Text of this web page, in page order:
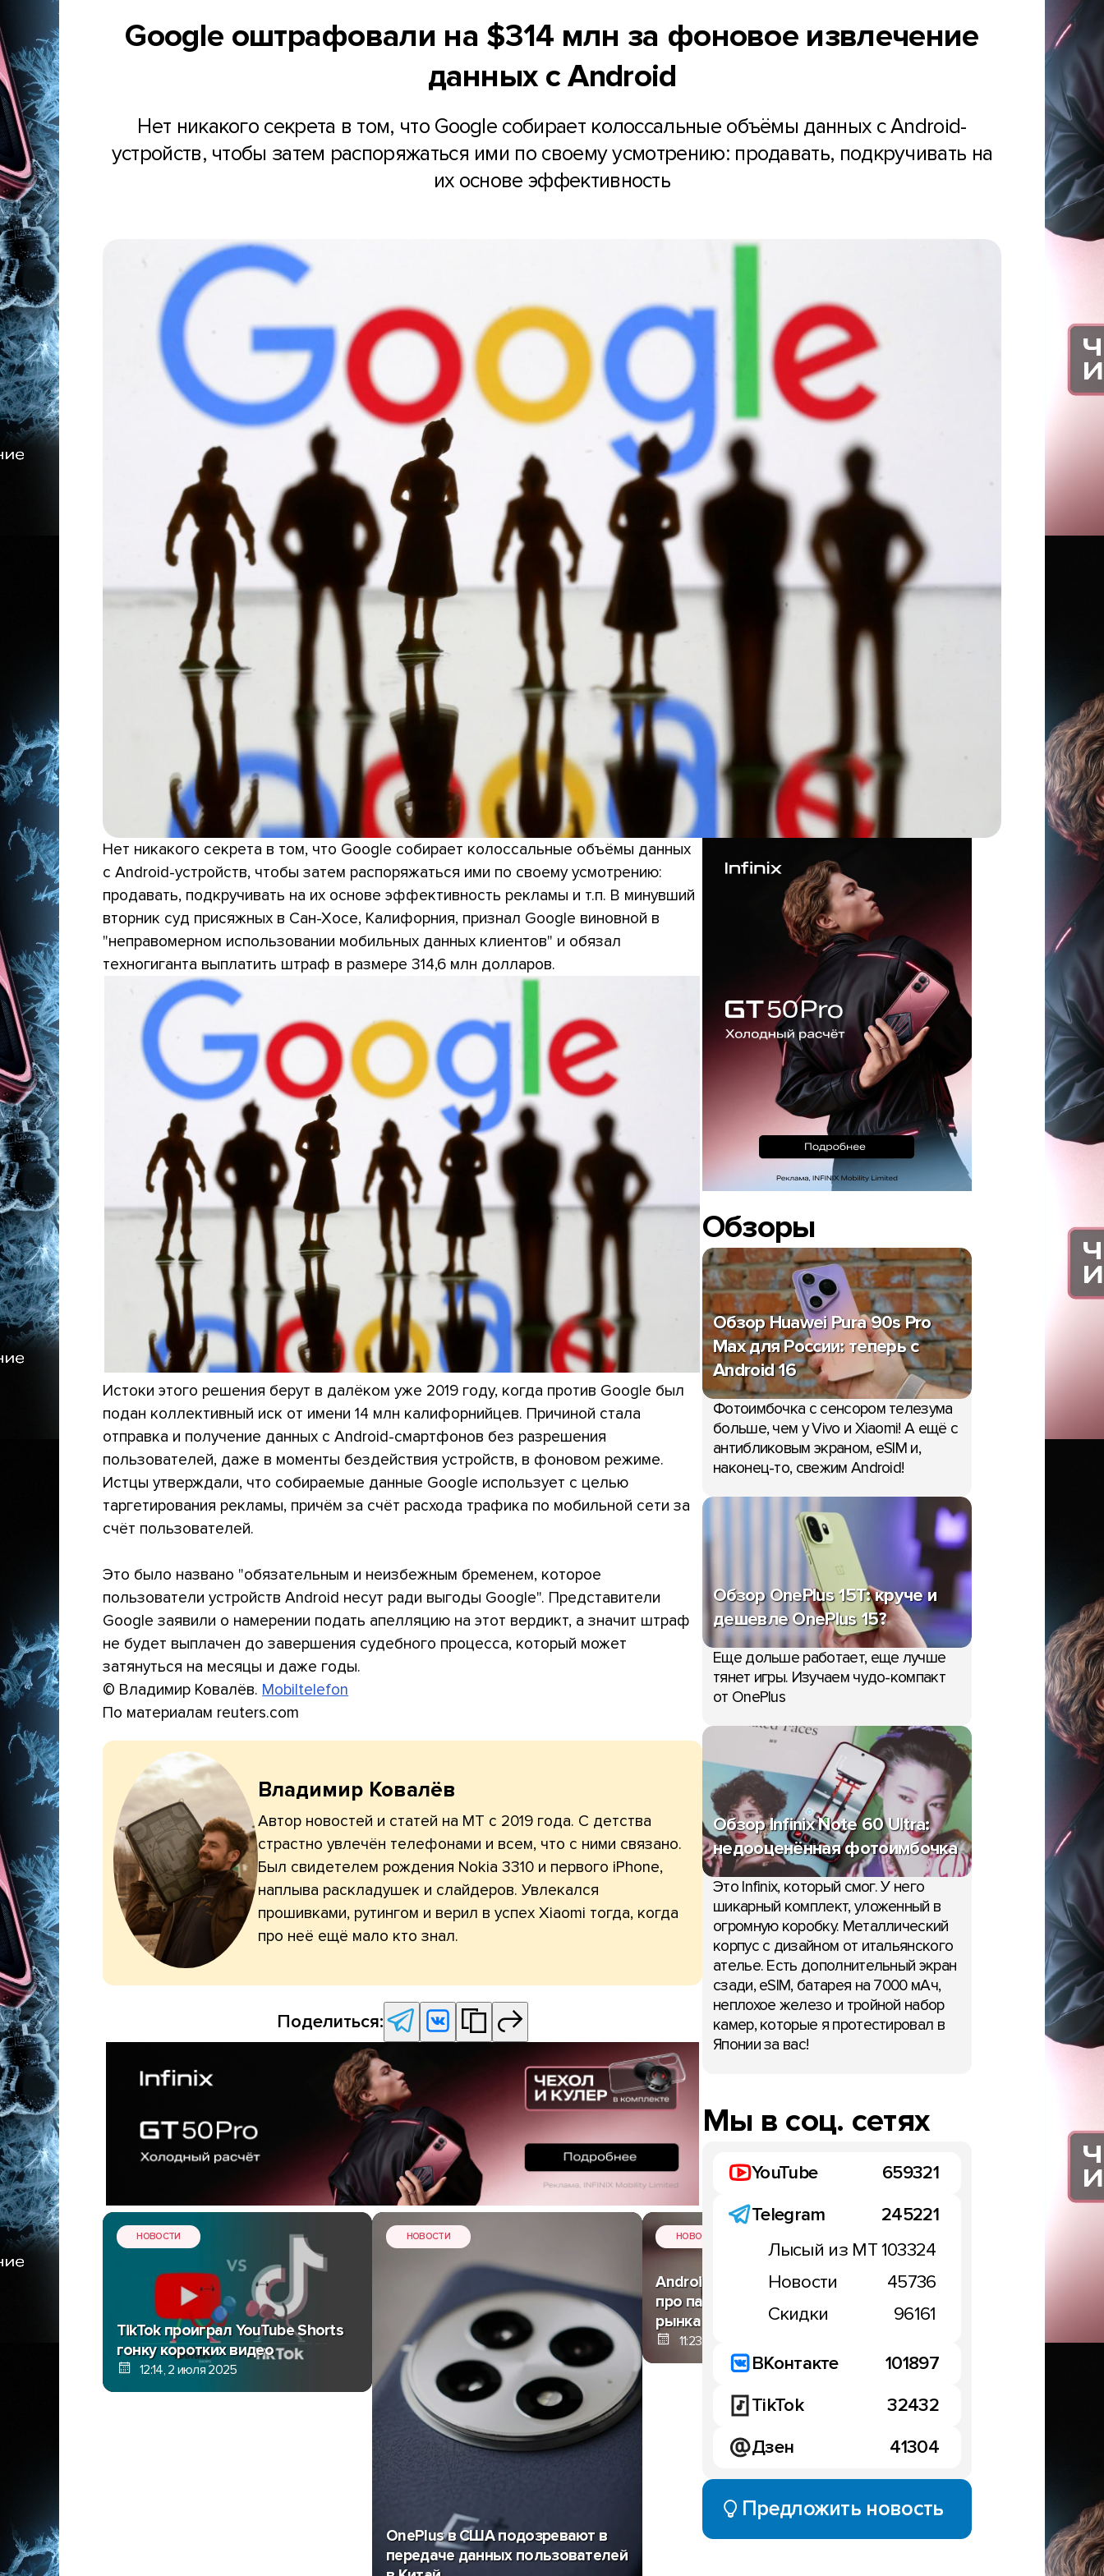
Google оштрафовали на $314 млн за фоновое извлечение
данных с Android
Нет никакого секрета в том, что Google собирает колоссальные объёмы данных с Android-
устройств, чтобы затем распоряжаться ими по своему усмотрению: продавать, подкручивать на
их основе эффективность
Нет никакого секрета в том, что Google собирает колоссальные объёмы данных
с Android-устройств, чтобы затем распоряжаться ими по своему усмотрению:
продавать, подкручивать на их основе эффективность рекламы и т.п. В минувший
вторник суд присяжных в Сан-Хосе, Калифорния, признал Google виновной в
"неправомерном использовании мобильных данных клиентов" и обязал
техногиганта выплатить штраф в размере 314,6 млн долларов.
Истоки этого решения берут в далёком уже 2019 году, когда против Google был
подан коллективный иск от имени 14 млн калифорнийцев. Причиной стала
отправка и получение данных с Android-смартфонов без разрешения
пользователей, даже в моменты бездействия устройств, в фоновом режиме.
Истцы утверждали, что собираемые данные Google использует с целью
таргетирования рекламы, причём за счёт расхода трафика по мобильной сети за
счёт пользователей.
Это было названо "обязательным и неизбежным бременем, которое
пользователи устройств Android несут ради выгоды Google". Представители
Google заявили о намерении подать апелляцию на этот вердикт, а значит штраф
не будет выплачен до завершения судебного процесса, который может
затянуться на месяцы и даже годы.
© Владимир Ковалёв. Mobiltelefon
По материалам reuters.com
Владимир Ковалёв
Автор новостей и статей на МТ с 2019 года. С детства
страстно увлечён телефонами и всем, что с ними связано.
Был свидетелем рождения Nokia 3310 и первого iPhone,
наплыва раскладушек и слайдеров. Увлекался
прошивками, рутингом и верил в успех Xiaomi тогда, когда
про неё ещё мало кто знал.
Поделиться:
НОВОСТИ
TikTok проиграл YouTube Shorts
гонку коротких видео
12:14, 2 июля 2025
НОВОСТИ
OnePlus в США подозревают в
передаче данных пользователей
НОВОСТИ
Android-лагерь скоро забудет
про пауэрбанки: перспективы
рынка батарей
11:23, 1 июля 2025
Новые секреты Pixel 10,
Обзоры
Обзор Huawei Pura 90s Pro
Max для России: теперь с
Android 16
Фотоимбочка с сенсором телезума
больше, чем у Vivo и Xiaomi! А ещё с
антибликовым экраном, eSIM и,
наконец-то, свежим Android!
Обзор OnePlus 15T: круче и
дешевле OnePlus 15?
Еще дольше работает, еще лучше
тянет игры. Изучаем чудо-компакт
от OnePlus
Обзор Infinix Note 60 Ultra:
недооценённая фотоимбочка
Это Infinix, который смог. У него
шикарный комплект, уложенный в
огромную коробку. Металлический
корпус с дизайном от итальянского
ателье. Есть дополнительный экран
сзади, eSIM, батарея на 7000 мАч,
неплохое железо и тройной набор
камер, которые я протестировал в
Японии за вас!
Мы в соц. сетях
YouTube
659321
Telegram
245221
Лысый из МТ103324
Новости
45736
Скидки
96161
ВКонтакте
101897
TikTok
32432
Дзен
41304
Предложить новость